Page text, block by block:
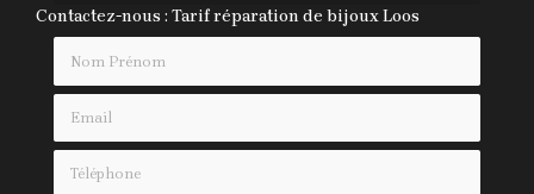
Contactez-nous : Tarif réparation de bijoux Loos